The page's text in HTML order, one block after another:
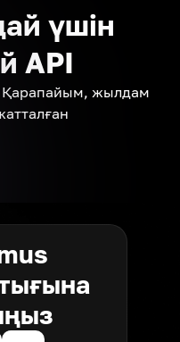
үшін
API
Қарапайым, жылдам